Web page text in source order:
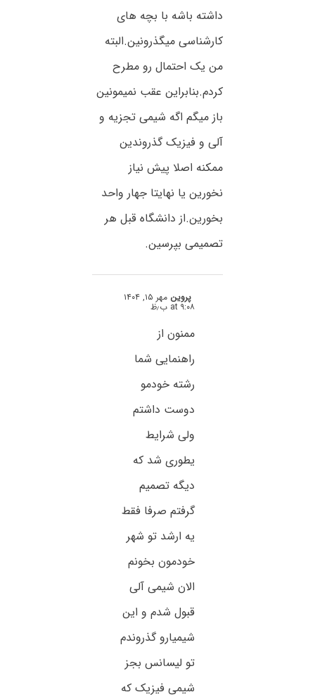
داشته باشه با بچه های
کارشناسی میگذرونین.البته
من یک احتمال رو مطرح
کردم.بنابراین عقب نمیمونین
باز میگم اگه شیمی تجزیه و
آلی و فیزیک گذروندین
ممکنه اصلا پیش نیاز
نخورین یا نهایتا جهار واحد
بخورین.از دانشگاه قبل هر
تصمیمی بپرسین.
پروین مهر ۱۵, ۱۴۰۴
at ۹:۰۸ ب٫ظ
ممنون از
راهنمایی شما
رشته خودمو
دوست داشتم
ولی شرایط
یطوری شد که
دیگه تصمیم
گرفتم صرفا فقط
یه ارشد تو شهر
خودمون بخونم
الان شیمی آلی
قبول شدم و این
شیمیارو گذروندم
تو لیسانس بجز
شیمی فیزیک که